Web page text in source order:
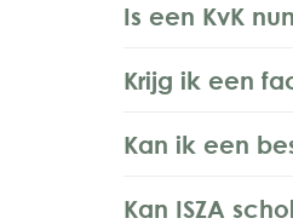
Is een KvK
Krijg ik een
Kan ik een
Kan ISZA